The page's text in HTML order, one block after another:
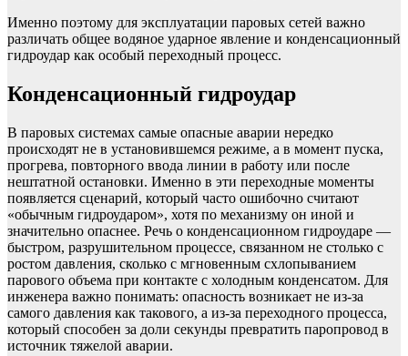
Именно поэтому для эксплуатации паровых сетей важно
различать общее водяное ударное явление и конденсационный
гидроудар как особый переходный процесс.
Конденсационный гидроудар
В паровых системах самые опасные аварии нередко
происходят не в установившемся режиме, а в момент пуска,
прогрева, повторного ввода линии в работу или после
нештатной остановки. Именно в эти переходные моменты
появляется сценарий, который часто ошибочно считают
«обычным гидроударом», хотя по механизму он иной и
значительно опаснее. Речь о конденсационном гидроударе —
быстром, разрушительном процессе, связанном не столько с
ростом давления, сколько с мгновенным схлопыванием
парового объема при контакте с холодным конденсатом. Для
инженера важно понимать: опасность возникает не из-за
самого давления как такового, а из-за переходного процесса,
который способен за доли секунды превратить паропровод в
источник тяжелой аварии.